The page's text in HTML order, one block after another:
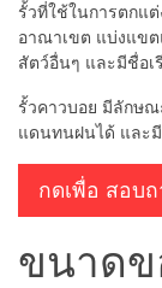
รั้วที่ใช้ในการตกแ
อาณาเขต แบ่งแข
สัตว์อื่นๆ และมีชื่อเ
รั้วคาวบอย มีลักษณ
แดนทนฝนได้ และมี
กดเพื่อ สอบ
ขนาดข